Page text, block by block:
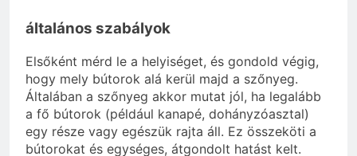
általános szabályok
Elsőként mérd le a helyiséget, és gondold végig,
hogy mely bútorok alá kerül majd a szőnyeg.
Általában a szőnyeg akkor mutat jól, ha legalább
a fő bútorok (például kanapé, dohányzóasztal)
egy része vagy egészük rajta áll. Ez összeköti a
bútorokat és egységes, átgondolt hatást kelt.